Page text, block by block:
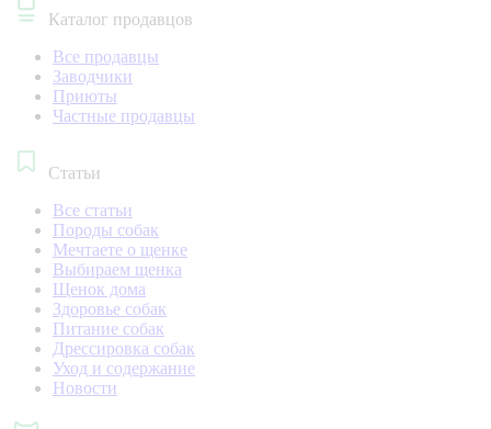
Каталог продавцов
Все продавцы
Заводчики
Приюты
Частные продавцы
Статьи
Все статьи
Породы собак
Мечтаете о щенке
Выбираем щенка
Щенок дома
Здоровье собак
Питание собак
Дрессировка собак
Уход и содержание
Новости